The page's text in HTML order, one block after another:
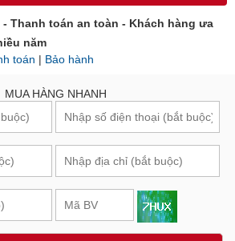
Thanh toán an toàn - Khách hàng ưa
năm
toán | Bảo hành
MUA HÀNG NHANH